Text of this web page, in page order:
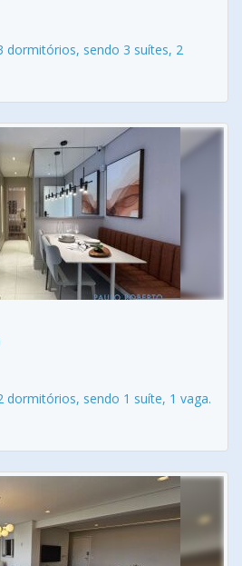
dormitórios, sendo 3 suítes, 2
dormitórios, sendo 1 suíte, 1 vaga.